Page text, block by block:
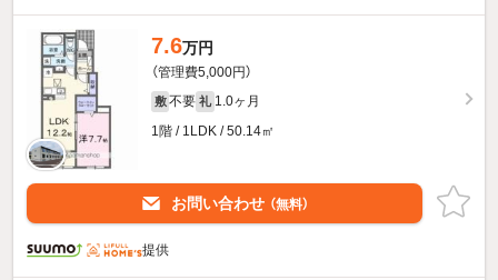
7.6万円
（管理費5,000円）
敷 不要 礼 1.0ヶ月
1階 / 1LDK / 50.14㎡
お問い合わせ （無料）
提供